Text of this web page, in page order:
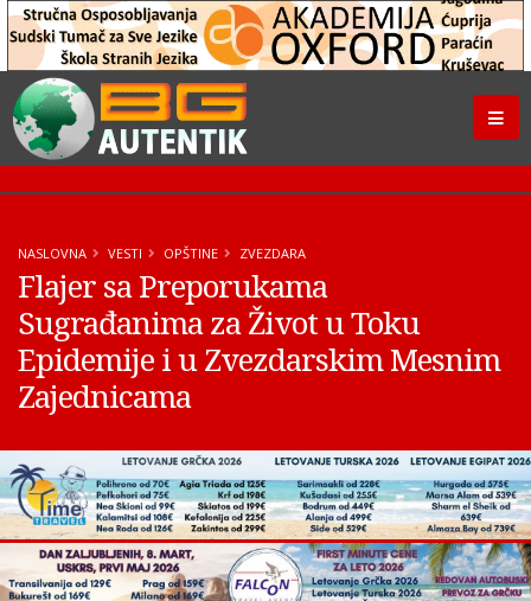
NASLOVNA VESTI OPŠTINE ZVEZDARA
Flajer sa Preporukama
Sugrađanima za Život u Toku
Epidemije i u Zvezdarskim Mesnim
Zajednicama